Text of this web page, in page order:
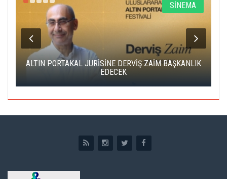
SİNEMA
ALTIN PORTAKAL JÜRİSİNE DERVİŞ ZAİM BAŞKANLIK
EDECEK